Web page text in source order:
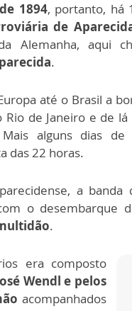
1894, portanto, há
de
Alemanha, aqui
.
até o Brasil a
Rio de Janeiro e de
alguns dias
das 22 horas.
a
o desembarque
.
era composto
Wendl e pelos
acompanhados